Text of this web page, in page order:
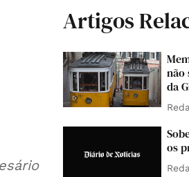
Artigos
não
da
os